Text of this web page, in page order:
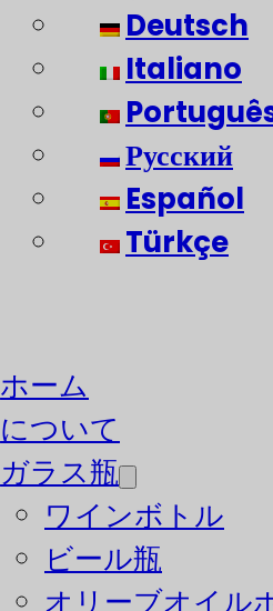
Deutsch
Italiano
Русский
Español
Türkçe
ホーム
について
ガラス瓶
ワインボトル
ビール瓶
オリーブオイル